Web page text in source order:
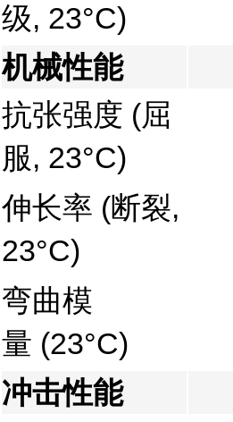
级, 23°C)
机械性能
抗张强度 (屈
服, 23°C)
伸长率 (断裂,
23°C)
弯曲模
量 (23°C)
冲击性能